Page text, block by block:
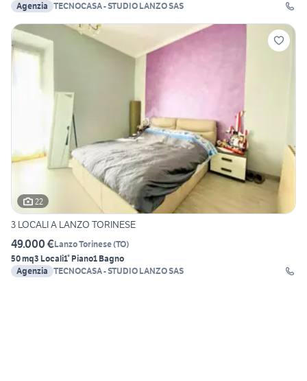
Agenzia TECNOCASA - STUDIO LANZO SAS
22
3 LOCALI A LANZO TORINESE
49.000 €Lanzo Torinese(TO)
50 mq3 Locali1° Piano1 Bagno
Agenzia TECNOCASA - STUDIO LANZO SAS